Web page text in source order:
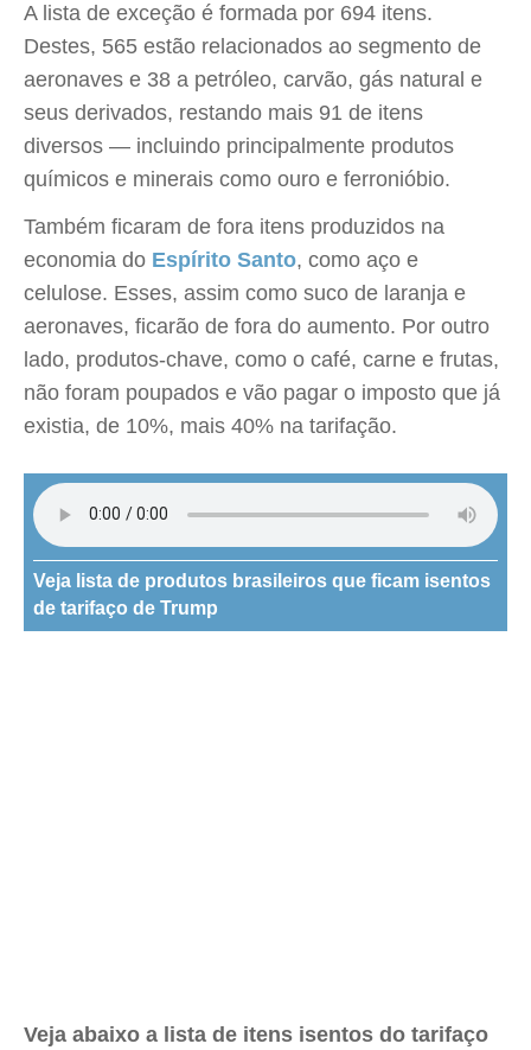
A lista de exceção é formada por 694 itens.
Destes, 565 estão relacionados ao segmento de
aeronaves e 38 a petróleo, carvão, gás natural e
seus derivados, restando mais 91 de itens
diversos — incluindo principalmente produtos
químicos e minerais como ouro e ferronióbio.
Também ficaram de fora itens produzidos na
economia do Espírito Santo, como aço e
celulose. Esses, assim como suco de laranja e
aeronaves, ficarão de fora do aumento. Por outro
lado, produtos-chave, como o café, carne e frutas,
não foram poupados e vão pagar o imposto que já
existia, de 10%, mais 40% na tarifação.
Veja lista de produtos brasileiros que ficam isentos
de tarifaço de Trump
Veja abaixo a lista de itens isentos do tarifaço